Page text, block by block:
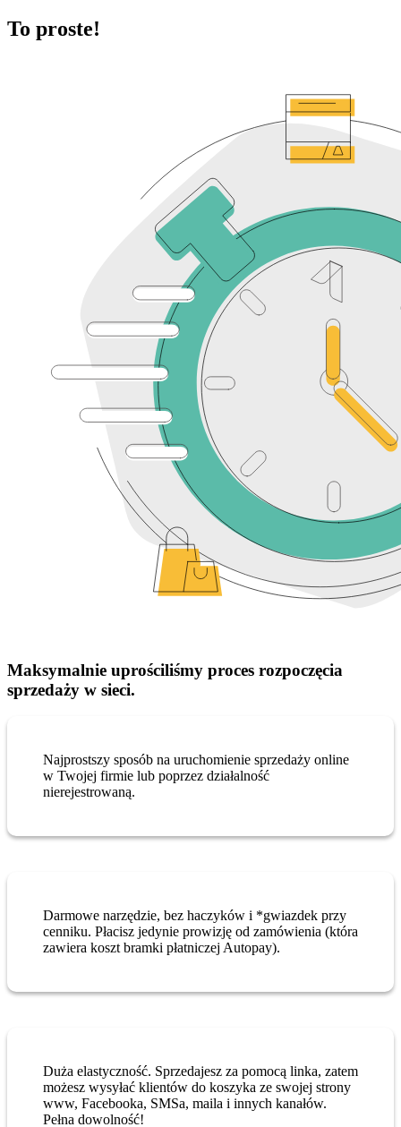
To proste!
Maksymalnie uprościliśmy proces rozpoczęcia
sprzedaży w sieci.
Najprostszy sposób na uruchomienie sprzedaży online
w Twojej firmie lub poprzez działalność
nierejestrowaną.
Darmowe narzędzie, bez haczyków i *gwiazdek przy
cenniku. Płacisz jedynie prowizję od zamówienia (która
zawiera koszt bramki płatniczej Autopay).
Duża elastyczność. Sprzedajesz za pomocą linka, zatem
możesz wysyłać klientów do koszyka ze swojej strony
www, Facebooka, SMSa, maila i innych kanałów.
Pełna dowolność!